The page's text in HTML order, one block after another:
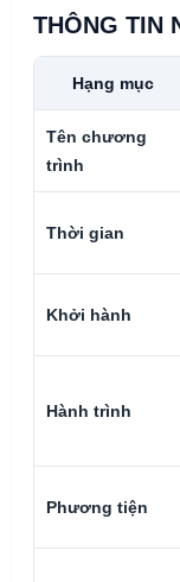
THÔNG TIN
Hạng mục
Tên chương
trình
Thời gian
Khởi hành
Hành trình
Phương tiện